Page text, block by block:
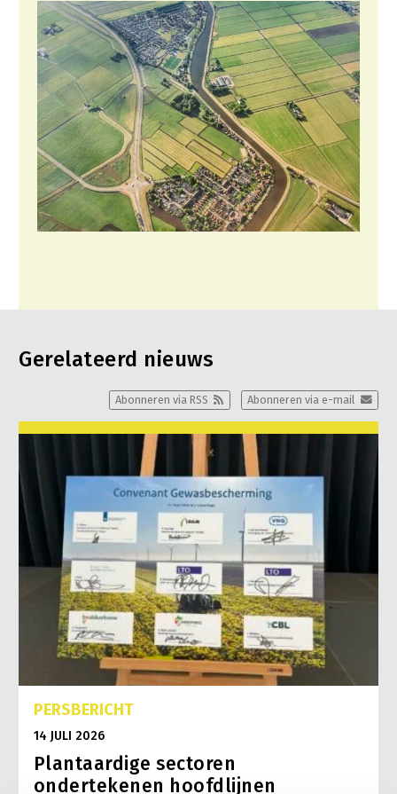
Gerelateerd nieuws
Abonneren via e-mail
Abonneren via RSS
PERSBERICHT
14 JULI 2026
Plantaardige sectoren
ondertekenen hoofdlijnen